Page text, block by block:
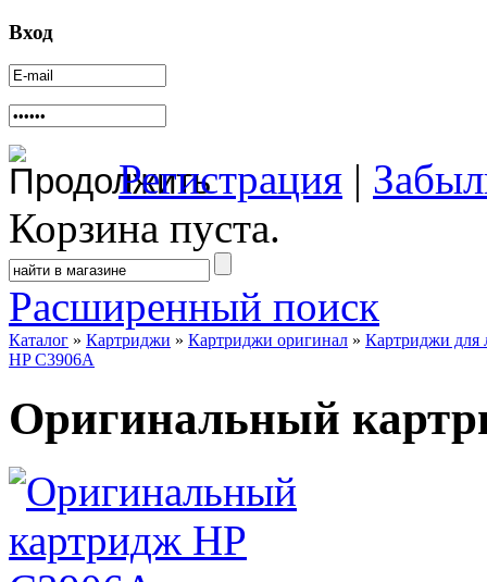
Вход
Регистрация |
Корзина пуста.
Расширенный поиск
Каталог » Картриджи » Картриджи оригинал » Картриджи для
HP C3906A
Оригинальный